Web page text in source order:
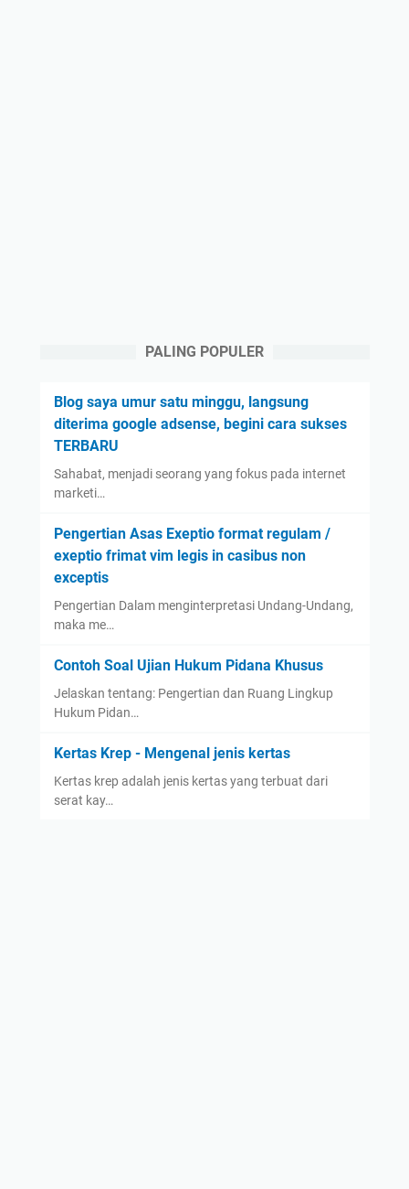
PALING POPULER
Blog saya umur satu minggu, langsung
diterima google adsense, begini cara sukses
TERBARU
Sahabat, menjadi seorang yang fokus pada internet
marketi…
Pengertian Asas Exeptio format regulam /
exeptio frimat vim legis in casibus non
exceptis
Pengertian Dalam menginterpretasi Undang-Undang,
maka me…
Contoh Soal Ujian Hukum Pidana Khusus
Jelaskan tentang: Pengertian dan Ruang Lingkup
Hukum Pidan…
Kertas Krep - Mengenal jenis kertas
Kertas krep adalah jenis kertas yang terbuat dari
serat kay…